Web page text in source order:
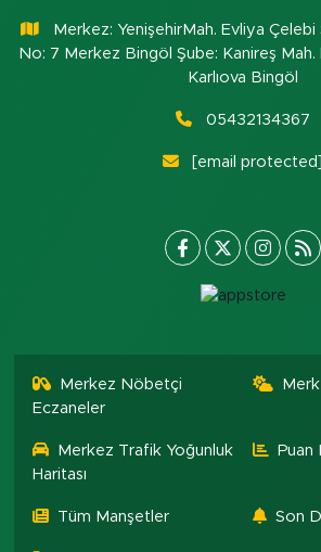
Merkez: YenişehirMah. Evliya
No: 7 Merkez Bingöl Şube: Kanireş
Karlıova Bingöl
05432134367
[email protected]
Merkez Nöbetçi
Eczaneler
Merkez Trafik Yoğunluk
Haritası
Puan
Tüm Manşetler Son